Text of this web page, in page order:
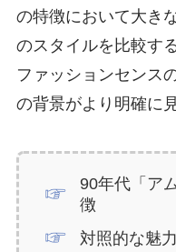
の特徴において大き
のスタイルを比較す
ファッションセンス
の背景がより明確に
90年代「ア
徴
対照的な魅